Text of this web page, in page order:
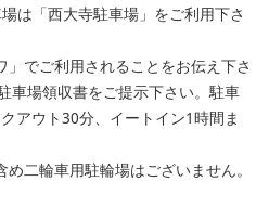
は「西大寺駐車場」をご利用下さ
でご利用されることをお伝え下さ
車場領収書をご提示下さい。駐車
アウト30分、イートイン1時間ま
二輪車用駐輪場はございません。